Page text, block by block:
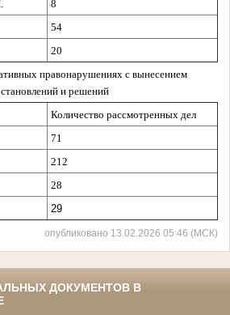
8
54
20
правонарушениях с вынесением
и решений
Количество рассмотренных дел
71
212
28
29
опубликовано 13.02.2026 05:46 (МСК)
ДОКУМЕНТОВ В